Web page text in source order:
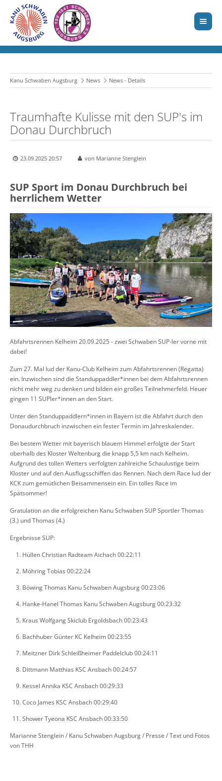
Kanu Schwaben Augsburg News News - Details
Traumhafte Kulisse mit den SUP's im
Donau Durchbruch
23.09.2025 20:57 von Marianne Stenglein
SUP Sport im Donau Durchbruch bei
herrlichem Wetter
Abfahrtsrennen Kelheim 20.09.2025 - zwei Schwaben SUP-ler vorne mit
dabei!
Zum 27. Mal lud der Kanu-Club Kelheim zum Abfahrtsrennen (Regatta)
ein. Inzwischen sind die Standuppaddler*innen bei dem Abfahrtsrennen
nicht mehr weg zu denken und bilden ein großes Teilnehmerfeld. Heuer
gingen 11 SUPler*innen an den Start.
Unter den Standuppaddlern*innen in Bayern ist die Abfahrt durch den
Donaudurchbruch inzwischen ein fester Termin im Jahreskalender.
Bei bestem Wetter mit bayerisch blauem Himmel erfolgte der Start
oberhalb des Kloster Weltenburg die knapp 5,5 km nach Kelheim.
Aufgrund des tollen Wetters verfolgten zahlreiche Schaulustige beim
Kloster und auf den Ausflugsschiffen das Rennen. Nach dem Race lud der
KCK zum gemütlichen Beisammensein ein. Ein tolles Race im
Spätsommer!
Gratulation an die erfolgreichen Kanu Schwaben SUP Sportler Thomas
(3.) und Thomas (4.)
Ergebnisse SUP:
Hüllen Christian Radteam Aichach 00:22:11
Möhring Tobias 00:22:24
Böwing Thomas Kanu Schwaben Augsburg 00:23:06
Hanke-Hanel Thomas Kanu Schwaben Augsburg 00:23:32
Kraus Wolfgang Skiclub Ergoldsbach 00:23:43
Bachhuber Günter KC Kelheim 00:23:55
Meitzner Dirk Schleißheimer Paddelclub 00:24:11
Dittmann Matthias KSC Ansbach 00:24:57
Kessel Annika KSC Ansbach 00:29:33
Coco James KSC Ansbach 00:29:40
Shower Tyeona KSC Ansbach 00:33:50
Marianne Stenglein / Kanu Schwaben Augsburg / Presse / Text und Fotos
von THH